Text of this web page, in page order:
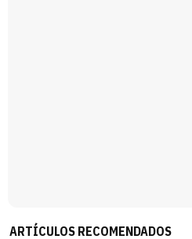
ARTÍCULOS RECOMENDADOS